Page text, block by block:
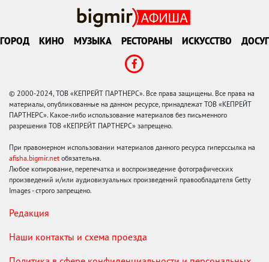
ГОРОД КИНО МУЗЫКА РЕСТОРАНЫ ИСКУССТВО ДОСУГ
© 2000-2024, ТОВ «КЕПРЕЙТ ПАРТНЕРС». Все права защищены. Все права на
материалы, опубликованные на данном ресурсе, принадлежат ТОВ «КЕПРЕЙТ
ПАРТНЕРС». Какое-либо использование материалов без письменного
разрешения ТОВ «КЕПРЕЙТ ПАРТНЕРС» запрещено.
При правомерном использовании материалов данного ресурса гиперссылка на
afisha.bigmir.net обязательна.
Любое копирование, перепечатка и воспроизведение фотографических
произведений и/или аудиовизуальных произведений правообладателя Getty
Images - строго запрещено.
Редакция
Наши контакты и схема проезда